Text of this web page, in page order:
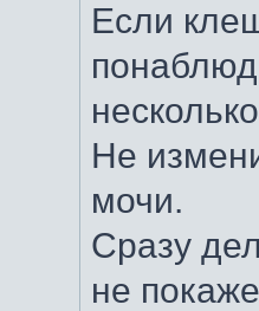
Если
Не
мочи.
Сразу
не